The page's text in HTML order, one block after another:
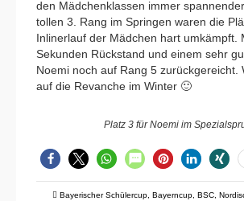
den Mädchenklassen immer
tollen 3. Rang im Springen waren die
Inlinerlauf der Mädchen hart umkämpft.
Sekunden Rückstand und einem sehr
Noemi noch auf Rang 5 zurückgereicht.
auf die Revanche im Winter 🙂
Platz 3 für Noemi im
Bayerischer Schülercup Bayerncup BSC